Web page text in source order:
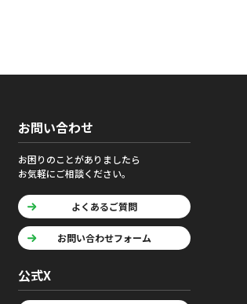
お問い合わせ
お困りのことがありましたら
お気軽にご相談ください。
よくあるご質問
お問い合わせフォーム
公式X